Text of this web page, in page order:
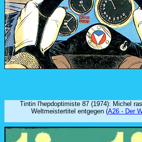
Tintin l'hepdoptimiste 87 (1974): Michel
Weltmeistertitel entgegen (A26 - Der